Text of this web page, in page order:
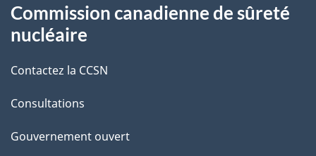
a
i
l
s
d
propos
ce
site
Commission canadienne de sûreté
nucléaire
Contactez la CCSN
Consultations
Gouvernement ouvert